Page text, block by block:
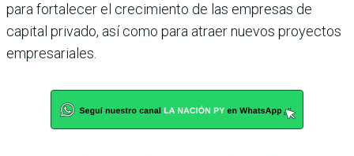
para fortalecer el crecimiento de las empresas de
capital privado, así como para atraer nuevos proyectos
empresariales.